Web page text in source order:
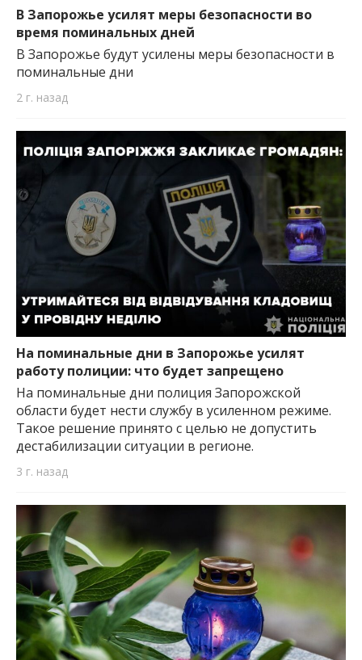
В Запорожье усилят меры безопасности во
время поминальных дней
В Запорожье будут усилены меры безопасности в
поминальные дни
2 г. назад
На поминальные дни в Запорожье усилят
работу полиции: что будет запрещено
На поминальные дни полиция Запорожской
области будет нести службу в усиленном режиме.
Такое решение принято с целью не допустить
дестабилизации ситуации в регионе.
3 г. назад